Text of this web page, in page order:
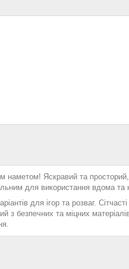
наметом! Яскравий та
для використання вдома та
для ігор та розваг.
з безпечних та міцних